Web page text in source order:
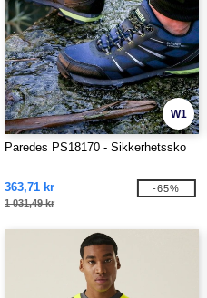
W1
Paredes PS18170 - Sikkerhetssko
363,71 kr
1 031,49 kr
-65%